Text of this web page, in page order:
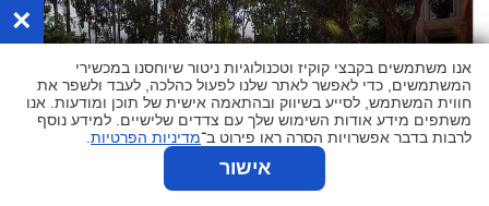
×
אנו משתמשים בקבצי קוקיז וטכנולוגיות ניטור שיוחסנו במכשירי
המשתמשים, כדי לאפשר לאתר שלנו לפעול כהלכה, לעבד ולשפר את
חווית המשתמש, לסייע בשיווק ובהתאמה אישית של תוכן ומודעות. אנו
משתפים מידע אודות השימוש שלך עם צדדים שלישיים. למידע נוסף
לרבות בדבר אפשרויות הסרה ראו פירוט ב־מדיניות הפרטיות
אישור